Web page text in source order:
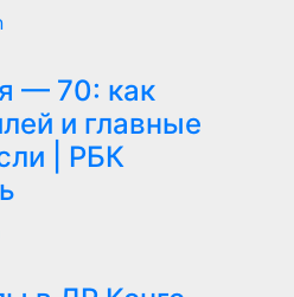
— 70: как
и главные
| РБК